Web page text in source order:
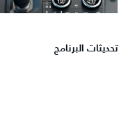
تحديثات البرنامج